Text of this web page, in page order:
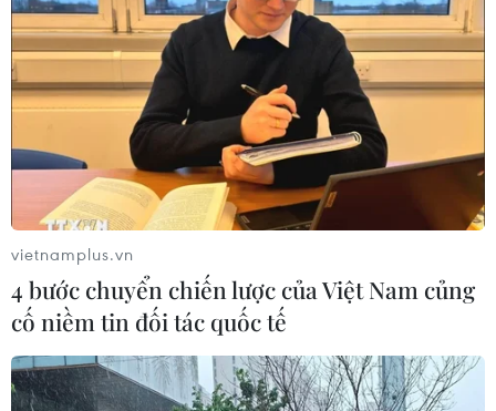
vietnamplus.vn
4 bước chuyển chiến lược của Việt Nam củng
cố niềm tin đối tác quốc tế